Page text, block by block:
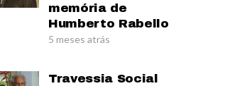
memória de
Humberto Rabello
5 meses atrás
Travessia Social